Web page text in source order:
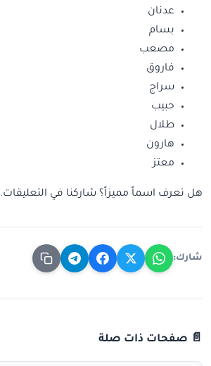
عدنان
بسام
مصعب
فاروق
سراج
حبيب
طلال
هارون
معتز
هل تعرف اسماً مميزاً؟ شاركنا في التعليقات.
شارك:
📄 صفحات ذات صلة